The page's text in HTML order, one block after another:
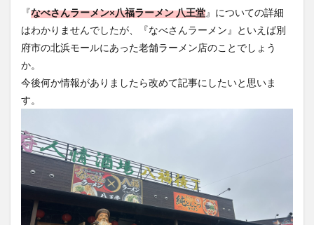
はわかりませんでしたが、『なべさんラーメン』といえば別
府市の北浜モールにあった老舗ラーメン店のことでしょう
か。
今後何か情報がありましたら改めて記事にしたいと思いま
す。